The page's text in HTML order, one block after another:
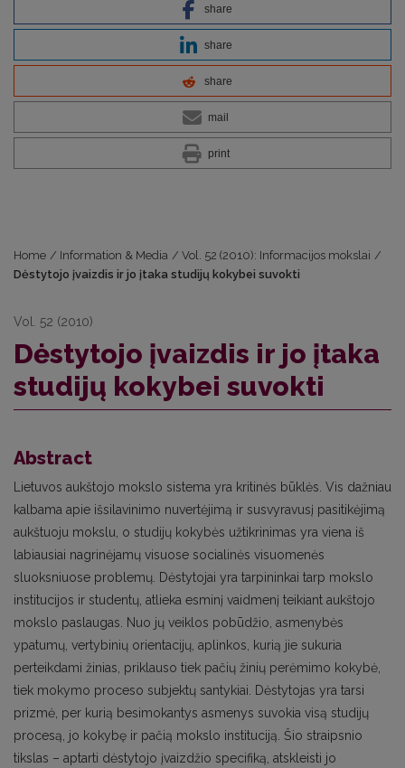
share
share
share
mail
print
Home / Information & Media / Vol. 52 (2010): Informacijos mokslai /
Dėstytojo įvaizdis ir jo įtaka studijų kokybei suvokti
Vol. 52 (2010)
Dėstytojo įvaizdis ir jo įtaka
studijų kokybei suvokti
Abstract
Lietuvos aukštojo mokslo sistema yra kritinės būklės. Vis dažniau
kalbama apie išsilavinimo nuvertėjimą ir susvyravusį pasitikėjimą
aukštuoju mokslu, o studijų kokybės užtikrinimas yra viena iš
labiausiai nagrinėjamų visuose socialinės visuomenės
sluoksniuose problemų. Dėstytojai yra tarpininkai tarp mokslo
institucijos ir studentų, atlieka esminį vaidmenį teikiant aukštojo
mokslo paslaugas. Nuo jų veiklos pobūdžio, asmenybės
ypatumų, vertybinių orientacijų, aplinkos, kurią jie sukuria
perteikdami žinias, priklauso tiek pačių žinių perėmimo kokybė,
tiek mokymo proceso subjektų santykiai. Dėstytojas yra tarsi
prizmė, per kurią besimokantys asmenys suvokia visą studijų
procesą, jo kokybę ir pačią mokslo instituciją. Šio straipsnio
tikslas – aptarti dėstytojo įvaizdžio specifiką, atskleisti jo